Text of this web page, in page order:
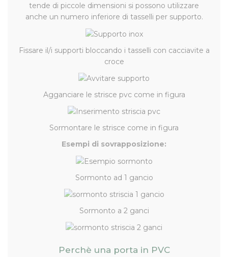
tende di piccole dimensioni si possono utilizzare
anche un numero inferiore di tasselli per supporto.
Fissare il/i supporti bloccando i tasselli con cacciavite a
croce
Agganciare le strisce pvc come in figura
Sormontare le strisce come in figura
Esempi di sovrapposizione:
Sormonto ad 1 gancio
Sormonto a 2 ganci
Perchè una porta in PVC